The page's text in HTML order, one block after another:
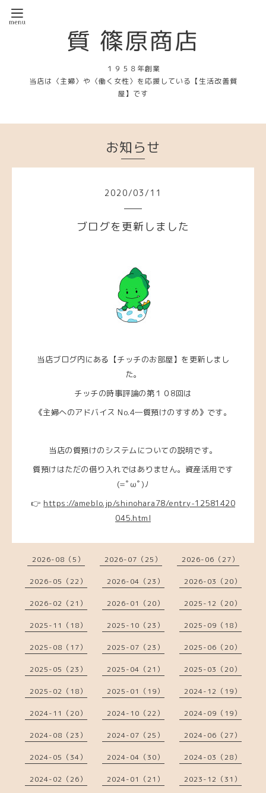
質 篠原商店
１９５８年創業
当店は〈主婦〉や〈働く女性〉を応援している【生活改善質
屋】です
お知らせ
2020/03/ 11
ブログを更新しました
当店ブログ内にある【チッチのお部屋】を更新しまし
た。
チッチの時事評論の第１０8回は
《主婦へのアドバイス No.4―質預けのすすめ》です。
当店の質預けのシステムについての説明です。
質預けはただの借り入れではありません。資産活用です
(=ﾟωﾟ)ﾉ
👉 https://ameblo.jp/shinohara78/entry-12581420
045.html
2026-08（5） 2026-07（25） 2026-06（27）
2026-05（22） 2026-04（23） 2026-03（20）
2026-02（21） 2026-01（20） 2025-12（20）
2025-11（18） 2025-10（23） 2025-09（18）
2025-08（17） 2025-07（23） 2025-06（20）
2025-05（23） 2025-04（21） 2025-03（20）
2025-02（18） 2025-01（19） 2024-12（19）
2024-11（20） 2024-10（22） 2024-09（19）
2024-08（23） 2024-07（25） 2024-06（27）
2024-05（34） 2024-04（30） 2024-03（28）
2024-02（26） 2024-01（21） 2023-12（31）